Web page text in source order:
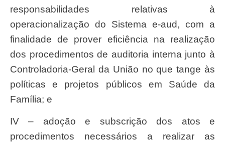
responsabilidades relativas à
operacionalização do Sistema e-aud, com a
finalidade de prover eficiência na realização
dos procedimentos de auditoria interna junto à
Controladoria-Geral da União no que tange às
políticas e projetos públicos em Saúde da
Família; e
IV – adoção e subscrição dos atos e
procedimentos necessários a realizar as